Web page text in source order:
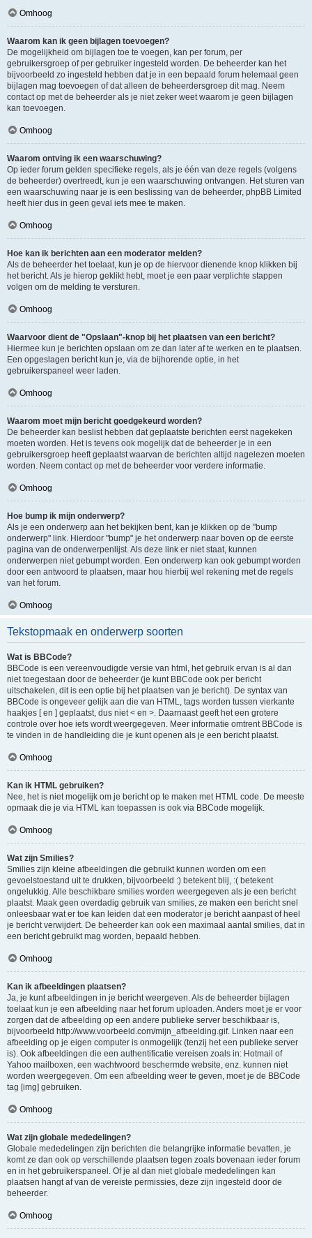
Omhoog
Waarom kan ik geen bijlagen toevoegen?
De mogelijkheid om bijlagen toe te voegen, kan per forum, per
gebruikersgroep of per gebruiker ingesteld worden. De beheerder kan het
bijvoorbeeld zo ingesteld hebben dat je in een bepaald forum helemaal geen
bijlagen mag toevoegen of dat alleen de beheerdersgroep dit mag. Neem
contact op met de beheerder als je niet zeker weet waarom je geen bijlagen
kan toevoegen.
Omhoog
Waarom ontving ik een waarschuwing?
Op ieder forum gelden specifieke regels, als je één van deze regels (volgens
de beheerder) overtreedt, kun je een waarschuwing ontvangen. Het sturen van
een waarschuwing naar je is een beslissing van de beheerder, phpBB Limited
heeft hier dus in geen geval iets mee te maken.
Omhoog
Hoe kan ik berichten aan een moderator melden?
Als de beheerder het toelaat, kun je op de hiervoor dienende knop klikken bij
het bericht. Als je hierop geklikt hebt, moet je een paar verplichte stappen
volgen om de melding te versturen.
Omhoog
Waarvoor dient de "Opslaan"-knop bij het plaatsen van een bericht?
Hiermee kun je berichten opslaan om ze dan later af te werken en te plaatsen.
Een opgeslagen bericht kun je, via de bijhorende optie, in het
gebruikerspaneel weer laden.
Omhoog
Waarom moet mijn bericht goedgekeurd worden?
De beheerder kan beslist hebben dat geplaatste berichten eerst nagekeken
moeten worden. Het is tevens ook mogelijk dat de beheerder je in een
gebruikersgroep heeft geplaatst waarvan de berichten altijd nagelezen moeten
worden. Neem contact op met de beheerder voor verdere informatie.
Omhoog
Hoe bump ik mijn onderwerp?
Als je een onderwerp aan het bekijken bent, kan je klikken op de "bump
onderwerp" link. Hierdoor "bump" je het onderwerp naar boven op de eerste
pagina van de onderwerpenlijst. Als deze link er niet staat, kunnen
onderwerpen niet gebumpt worden. Een onderwerp kan ook gebumpt worden
door een antwoord te plaatsen, maar hou hierbij wel rekening met de regels
van het forum.
Omhoog
Tekstopmaak en onderwerp soorten
Wat is BBCode?
BBCode is een vereenvoudigde versie van html, het gebruik ervan is al dan
niet toegestaan door de beheerder (je kunt BBCode ook per bericht
uitschakelen, dit is een optie bij het plaatsen van je bericht). De syntax van
BBCode is ongeveer gelijk aan die van HTML, tags worden tussen vierkante
haakjes [ en ] geplaatst, dus niet < en >. Daarnaast geeft het een grotere
controle over hoe iets wordt weergegeven. Meer informatie omtrent BBCode is
te vinden in de handleiding die je kunt openen als je een bericht plaatst.
Omhoog
Kan ik HTML gebruiken?
Nee, het is niet mogelijk om je bericht op te maken met HTML code. De meeste
opmaak die je via HTML kan toepassen is ook via BBCode mogelijk.
Omhoog
Wat zijn Smilies?
Smilies zijn kleine afbeeldingen die gebruikt kunnen worden om een
gevoelstoestand uit te drukken, bijvoorbeeld :) betekent blij, :( betekent
ongelukkig. Alle beschikbare smilies worden weergegeven als je een bericht
plaatst. Maak geen overdadig gebruik van smilies, ze maken een bericht snel
onleesbaar wat er toe kan leiden dat een moderator je bericht aanpast of heel
je bericht verwijdert. De beheerder kan ook een maximaal aantal smilies, dat in
een bericht gebruikt mag worden, bepaald hebben.
Omhoog
Kan ik afbeeldingen plaatsen?
Ja, je kunt afbeeldingen in je bericht weergeven. Als de beheerder bijlagen
toelaat kun je een afbeelding naar het forum uploaden. Anders moet je er voor
zorgen dat de afbeelding op een andere publieke server beschikbaar is,
bijvoorbeeld http://www.voorbeeld.com/mijn_afbeelding.gif. Linken naar een
afbeelding op je eigen computer is onmogelijk (tenzij het een publieke server
is). Ook afbeeldingen die een authentificatie vereisen zoals in: Hotmail of
Yahoo mailboxen, een wachtwoord beschermde website, enz. kunnen niet
worden weergegeven. Om een afbeelding weer te geven, moet je de BBCode
tag [img] gebruiken.
Omhoog
Wat zijn globale mededelingen?
Globale mededelingen zijn berichten die belangrijke informatie bevatten, je
komt ze dan ook op verschillende plaatsen tegen zoals bovenaan ieder forum
en in het gebruikerspaneel. Of je al dan niet globale mededelingen kan
plaatsen hangt af van de vereiste permissies, deze zijn ingesteld door de
beheerder.
Omhoog